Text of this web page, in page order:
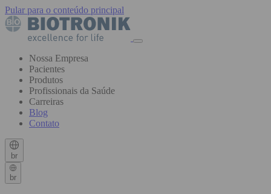
Pular para o conteúdo principal
Nossa Empresa
Pacientes
Produtos
Profissionais da Saúde
Carreiras
Blog
Contato
br
br